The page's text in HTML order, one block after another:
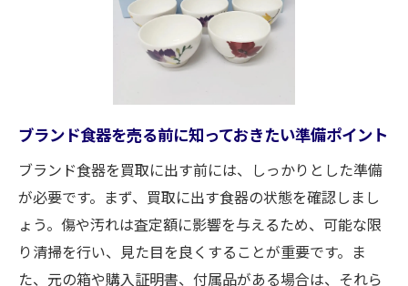
ブランド食器を最高値で売るために必要な
買取大吉新静岡店が誇る専門スタッフとの
お客様の声から見る買取の満足度と信頼
他店と比較してわかる買取大吉の強み
ブランド食器の高価買取を可能にする専門スタ
ッフの技術
専門スタッフが持つブランド食器鑑定の技
ブランド食器を売る前に知っておきたい準備ポイント
ブランド食器を買取に出す前には、しっかりとした準備
が必要です。まず、買取に出す食器の状態を確認しまし
ょう。傷や汚れは査定額に影響を与えるため、可能な限
り清掃を行い、見た目を良くすることが重要です。ま
た、元の箱や購入証明書、付属品がある場合は、それら